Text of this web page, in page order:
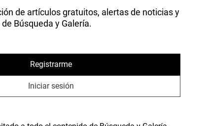
de artículos gratuitos, alertas de noticias y
Búsqueda y Galería.
Registrarme
Iniciar sesión